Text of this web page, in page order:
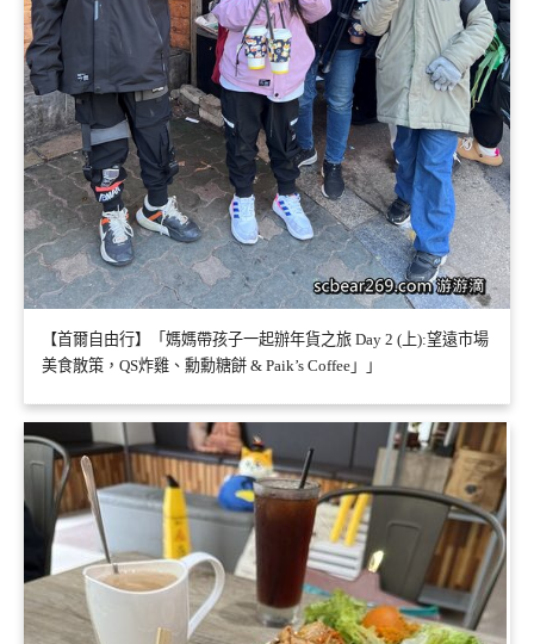
【首爾自由行】「媽媽帶孩子一起辦年貨之旅 Day 2 (上):望遠市場
美食散策，QS炸雞、勳勳糖餅 & Paik’s Coffee」」